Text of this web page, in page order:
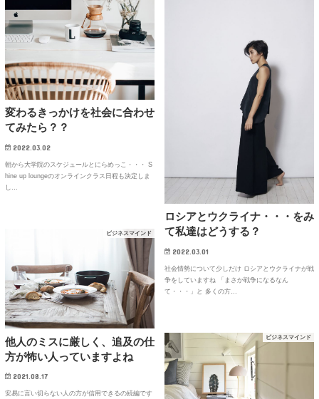
変わるきっかけを社会に合わせ
てみたら？？
2022.03.02
朝から大学院のスケジュールとにらめっこ・・・ S
hine up loungeのオンラインクラス日程も決定しま
し…
ロシアとウクライナ・・・をみ
て私達はどうする？
2022.03.01
社会情勢について少しだけ ロシアとウクライナが戦
争をしていますね 「まさか戦争になるなん
て・・・」と 多くの方…
ビジネスマインド
他人のミスに厳しく、追及の仕
方が怖い人っていますよね
2021.08.17
安易に言い切らない人の方が信用できるの続編です
ビジネスマインド